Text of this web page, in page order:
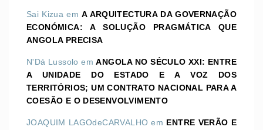
Sai Kizua emA ARQUITECTURA DA GOVERNAÇÃO
ECONÓMICA: A SOLUÇÃO PRAGMÁTICA QUE
ANGOLA PRECISA
N'Dá Lussolo emANGOLA NO SÉCULO XXI: ENTRE
A UNIDADE DO ESTADO E A VOZ DOS
TERRITÓRIOS; UM CONTRATO NACIONAL PARA A
COESÃO E O DESENVOLVIMENTO
JOAQUIM LAGOdeCARVALHO em ENTRE VERÃO E